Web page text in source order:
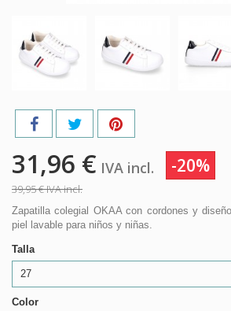
31,96 € IVA incl. -20%
39,95 €IVA incl.
Zapatilla colegial OKAA con cordones y
piel lavable para niños y niñas.
Talla
27
Color